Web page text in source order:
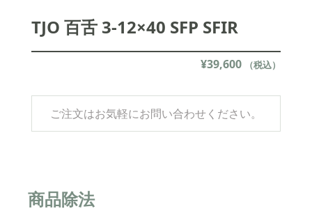
TJO 百舌 3-12×40 SFP SFIR
¥39,600 （税込）
ご注文はお気軽にお問い合わせください。
商品除法